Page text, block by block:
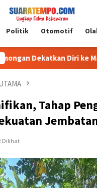
Politik Otomotif
Diri ke
Tahap
Dilihat